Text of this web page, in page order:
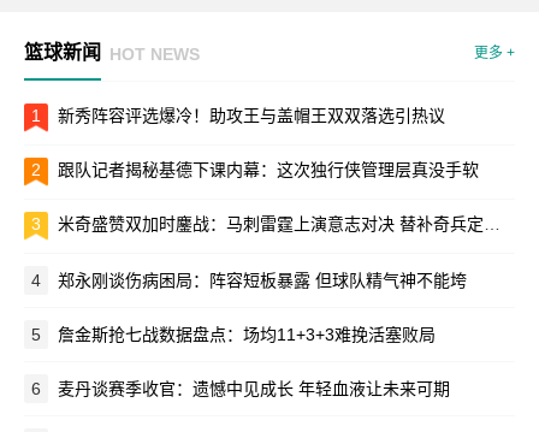
篮球新闻 HOT NEWS 更多 +
1 新秀阵容评选爆冷！助攻王与盖帽王双双落选引热议
2 跟队记者揭秘基德下课内幕：这次独行侠管理层真没手软
3 米奇盛赞双加时鏖战：马刺雷霆上演意志对决 替补奇兵定乾坤
4 郑永刚谈伤病困局：阵容短板暴露 但球队精气神不能垮
5 詹金斯抢七战数据盘点：场均11+3+3难挽活塞败局
6 麦丹谈赛季收官：遗憾中见成长 年轻血液让未来可期